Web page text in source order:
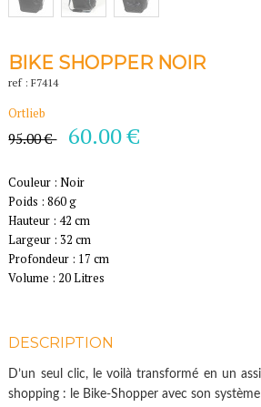
BIKE SHOPPER NOIR
ref : F7414
Ortlieb
95.00 € 60.00 €
Couleur : Noir
Poids : 860 g
Hauteur : 42 cm
Largeur : 32 cm
Profondeur : 17 cm
Volume : 20 Litres
DESCRIPTION
D’un seul clic, le voilà transformé en un
shopping : le Bike-Shopper avec son